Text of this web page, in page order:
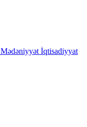
Mədəniyyət İqtisadiyyat